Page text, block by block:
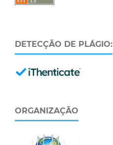
DETECÇÃO DE PLÁGIO:
ORGANIZAÇÃO